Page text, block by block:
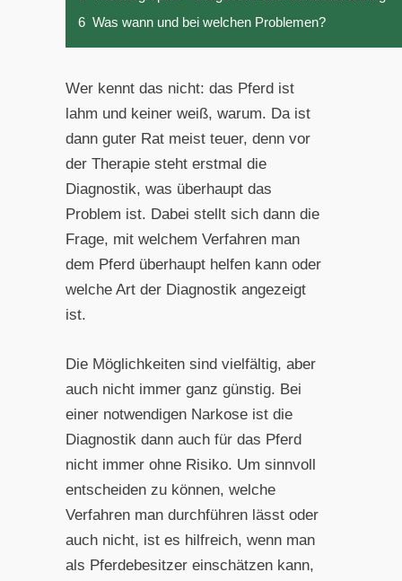
6 Was wann und bei welchen Problemen?
Wer kennt das nicht: das Pferd ist
lahm und keiner weiß, warum. Da ist
dann guter Rat meist teuer, denn vor
der Therapie steht erstmal die
Diagnostik, was überhaupt das
Problem ist. Dabei stellt sich dann die
Frage, mit welchem Verfahren man
dem Pferd überhaupt helfen kann oder
welche Art der Diagnostik angezeigt
ist.
Die Möglichkeiten sind vielfältig, aber
auch nicht immer ganz günstig. Bei
einer notwendigen Narkose ist die
Diagnostik dann auch für das Pferd
nicht immer ohne Risiko. Um sinnvoll
entscheiden zu können, welche
Verfahren man durchführen lässt oder
auch nicht, ist es hilfreich, wenn man
als Pferdebesitzer einschätzen kann,